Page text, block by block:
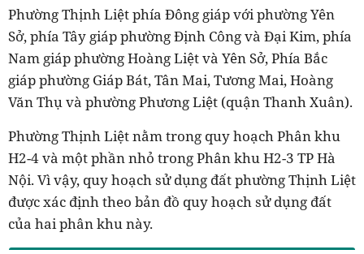
Phường Thịnh Liệt phía Đông giáp với phường Yên
Sở, phía Tây giáp phường Định Công và Đại Kim, phía
Nam giáp phường Hoàng Liệt và Yên Sở, Phía Bắc
giáp phường Giáp Bát, Tân Mai, Tương Mai, Hoàng
Văn Thụ và phường Phương Liệt (quận Thanh Xuân).
Phường Thịnh Liệt nằm trong quy hoạch Phân khu
H2-4 và một phần nhỏ trong Phân khu H2-3 TP Hà
Nội. Vì vậy, quy hoạch sử dụng đất phường Thịnh Liệt
được xác định theo bản đồ quy hoạch sử dụng đất
của hai phân khu này.